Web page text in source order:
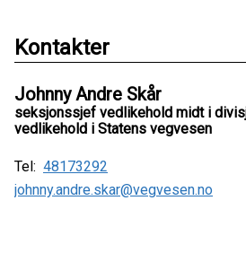
Kontakter
Johnny Andre Skår
seksjonssjef vedlikehold midt i
vedlikehold i Statens vegvesen
Tel: 48173292
johnny.andre.skar@vegvesen.no